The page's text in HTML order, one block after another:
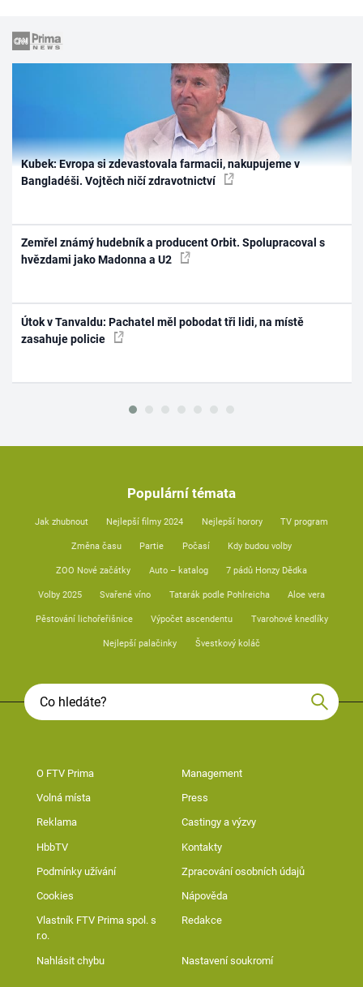
Kubek: Evropa si zdevastovala farmacii, nakupujeme v
Bangladéši. Vojtěch ničí zdravotnictví
Zemřel známý hudebník a producent Orbit. Spolupracoval s
hvězdami jako Madonna a U2
Útok v Tanvaldu: Pachatel měl pobodat tři lidi, na místě
zasahuje policie
Populární témata
Jak zhubnout Nejlepší filmy 2024 Nejlepší horory TV program
Změna času Partie Počasí Kdy budou volby
ZOO Nové začátky Auto – katalog 7 pádů Honzy Dědka
Volby 2025 Svařené víno Tatarák podle Pohlreicha Aloe vera
Pěstování lichořeřišnice Výpočet ascendentu Tvarohové knedlíky
Nejlepší palačinky Švestkový koláč
O FTV Prima Management
Volná místa Press
Reklama Castingy a výzvy
HbbTV Kontakty
Podmínky užívání Zpracování osobních údajů
Cookies Nápověda
Vlastník FTV Prima spol. s
r.o.
Redakce
Nahlásit chybu Nastavení soukromí